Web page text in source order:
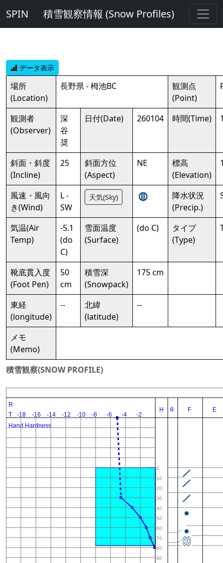
SPIN 積雪観察情報 (Snow Profiles)
データ表示
積雪観察(SNOW PROFILE)
場所
(Location)
長野県 - 栂池BC
観測点
(Point)
観測者
(Observer)
深
谷
奨
日付(Date) 260104 時間(Time)
斜面・斜度
(Incline)
25
斜面方位
(Aspect)
NE
標高
(Elevation)
風速・風向
き(Wind)
L -
SW
天気(Sky)
降水状況
(Precip.)
気温(Air
Temp)
-5.1
(do
C)
雪面温度
(Surface)
(do C)
タイプ
(Type)
靴底貫入度
(Foot Pen)
50
cm
積雪深
(Snowpack)
175 cm
東経
(longitude)
--
北緯
(latitude)
--
メモ
(Memo)